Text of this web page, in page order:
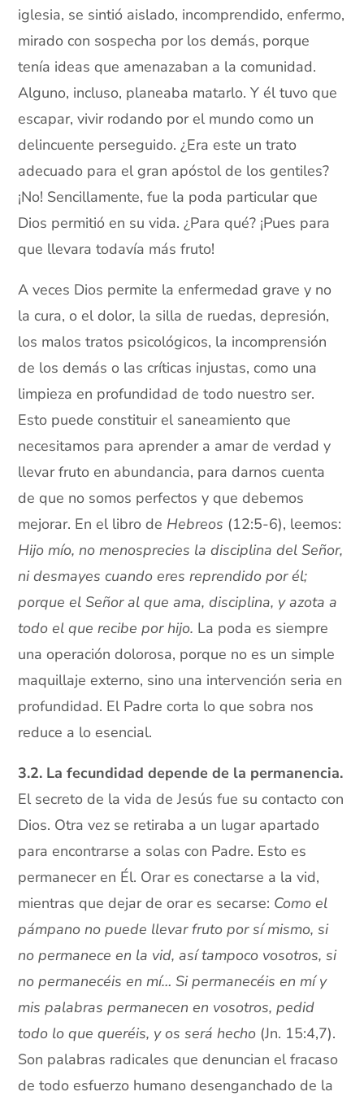
iglesia, se sintió aislado, incomprendido, enfermo,
mirado con sospecha por los demás, porque
tenía ideas que amenazaban a la comunidad.
Alguno, incluso, planeaba matarlo. Y él tuvo que
escapar, vivir rodando por el mundo como un
delincuente perseguido. ¿Era este un trato
adecuado para el gran apóstol de los gentiles?
¡No! Sencillamente, fue la poda particular que
Dios permitió en su vida. ¿Para qué? ¡Pues para
que llevara todavía más fruto!
A veces Dios permite la enfermedad grave y no
la cura, o el dolor, la silla de ruedas, depresión,
los malos tratos psicológicos, la incomprensión
de los demás o las críticas injustas, como una
limpieza en profundidad de todo nuestro ser.
Esto puede constituir el saneamiento que
necesitamos para aprender a amar de verdad y
llevar fruto en abundancia, para darnos cuenta
de que no somos perfectos y que debemos
mejorar. En el libro de Hebreos (12:5-6), leemos:
Hijo mío, no menosprecies la disciplina del Señor,
ni desmayes cuando eres reprendido por él;
porque el Señor al que ama, disciplina, y azota a
todo el que recibe por hijo. La poda es siempre
una operación dolorosa, porque no es un simple
maquillaje externo, sino una intervención seria en
profundidad. El Padre corta lo que sobra nos
reduce a lo esencial.
3.2. La fecundidad depende de la permanencia.
El secreto de la vida de Jesús fue su contacto con
Dios. Otra vez se retiraba a un lugar apartado
para encontrarse a solas con Padre. Esto es
permanecer en Él. Orar es conectarse a la vid,
mientras que dejar de orar es secarse: Como el
pámpano no puede llevar fruto por sí mismo, si
no permanece en la vid, así tampoco vosotros, si
no permanecéis en mí… Si permanecéis en mí y
mis palabras permanecen en vosotros, pedid
todo lo que queréis, y os será hecho (Jn. 15:4,7).
Son palabras radicales que denuncian el fracaso
de todo esfuerzo humano desenganchado de la